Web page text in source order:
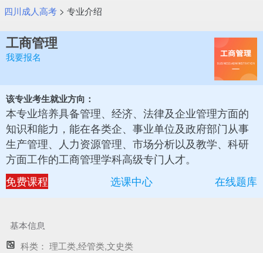
四川成人高考> 专业介绍
工商管理
我要报名
该专业考生就业方向：
本专业培养具备管理、经济、法律及企业管理方面的
知识和能力，能在各类企、事业单位及政府部门从事
生产管理、人力资源管理、市场分析以及教学、科研
方面工作的工商管理学科高级专门人才。
免费课程
选课中心 在线题库
基本信息
科类： 理工类,经管类,文史类